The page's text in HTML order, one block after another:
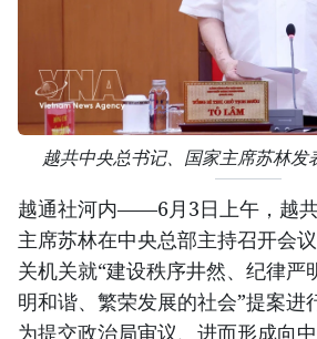
越共中央总书记、国家主席苏林发
越通社河内——6月3日上午，越
主席苏林在中央总部主持召开会
关机关就“建设秩序井然、纪律严
明和谐、繁荣发展的社会”提案进
为提交政治局审议、进而形成向